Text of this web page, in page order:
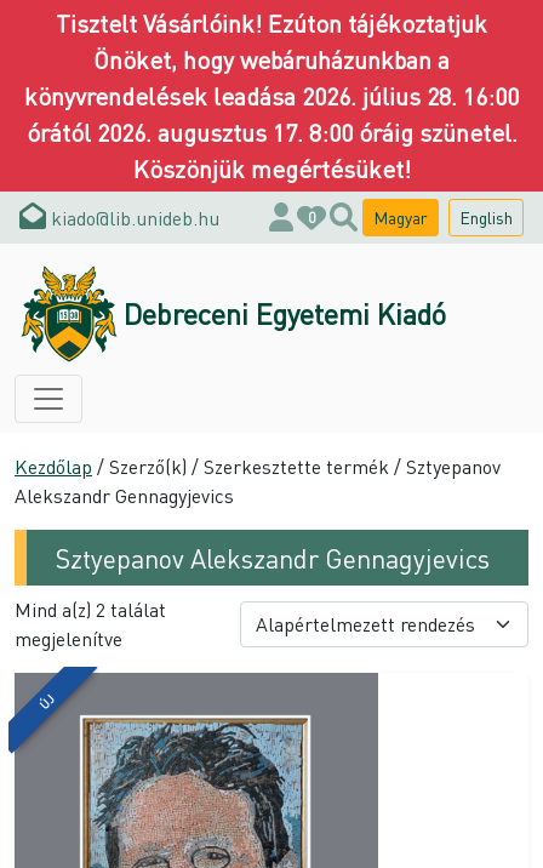
Tisztelt Vásárlóink! Ezúton tájékoztatjuk
Önöket, hogy webáruházunkban a
könyvrendelések leadása 2026. július 28. 16:00
órától 2026. augusztus 17. 8:00 óráig szünetel.
Köszönjük megértésüket!
kiado@lib.unideb.hu 0 Magyar English
Debreceni Egyetemi Kiadó
Kezdőlap / Szerző(k) / Szerkesztette termék / Sztyepanov
Alekszandr Gennagyjevics
Sztyepanov Alekszandr Gennagyjevics
Mind a(z) 2 találat
megjelenítve
ÚJ